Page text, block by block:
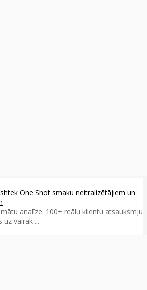
One Shot smaku neitralizētājiem un
analīze: 100+ reālu klientu atsauksmju
vairāk ...